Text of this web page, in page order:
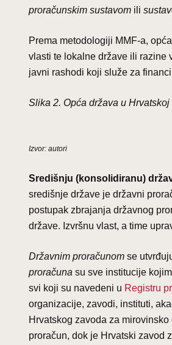
proračunskim sustavom ili
Prema metodologiji MMF-a,
vlasti te lokalne države ili razine
javni rashodi koji služe za
Slika 2. Opća država u Hrvatskoj
Izvor: autori
Središnju (konsolidiranu)
središnje države je državni
postupak zbrajanja državnog
države. Izvršnu vlast, a time
Državnim proračunom se
proračuna su sve institucije
svi koji su navedeni u Registru
organizacije, zavodi, instituti,
Hrvatskog zavoda za
proračun, dok je Hrvatski zavod